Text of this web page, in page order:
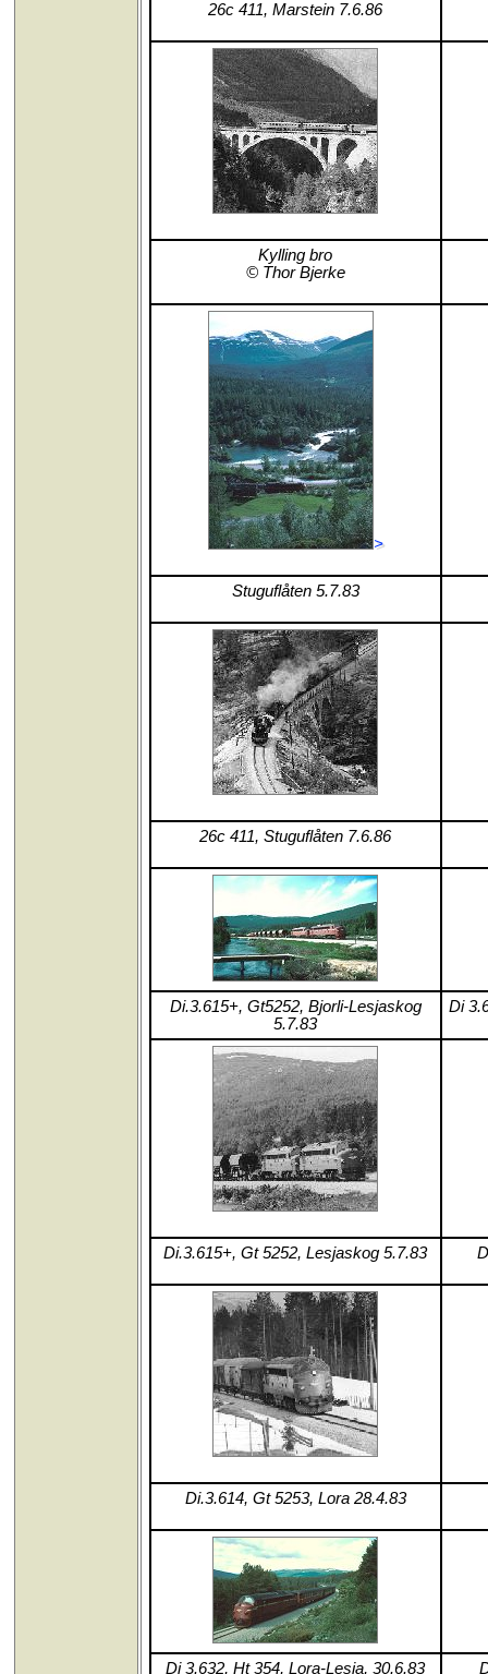
26c 411, Marstein 7.6.86
Kylling bro
© Thor Bjerke
>
Stuguflåten 5.7.83
26c 411, Stuguflåten 7.6.86
Di.3.615+, Gt5252, Bjorli-Lesjaskog
5.7.83
Di
Di.3.615+, Gt 5252, Lesjaskog 5.7.83
Di.3.614, Gt 5253, Lora 28.4.83
Di 3.632, Ht 354, Lora-Lesja, 30.6.83